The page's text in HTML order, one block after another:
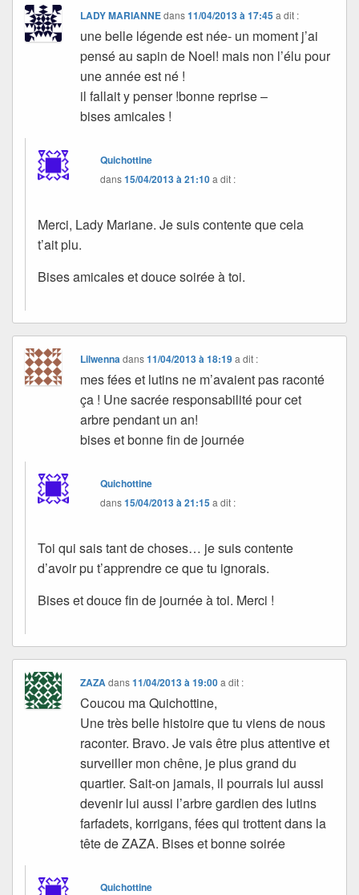
LADY MARIANNEdans11/04/2013 à 17:45 a dit :
une belle légende est née- un moment j’ai
pensé au sapin de Noel! mais non l’élu pour
une année est né !
il fallait y penser !bonne reprise –
bises amicales !
Quichottine
dans15/04/2013 à 21:10a dit :
Merci, Lady Mariane. Je suis contente que cela
t’ait plu.
Bises amicales et douce soirée à toi.
Lilwennadans11/04/2013 à 18:19 a dit :
mes fées et lutins ne m’avaient pas raconté
ça ! Une sacrée responsabilité pour cet
arbre pendant un an!
bises et bonne fin de journée
Quichottine
dans15/04/2013 à 21:15a dit :
Toi qui sais tant de choses… je suis contente
d’avoir pu t’apprendre ce que tu ignorais.
Bises et douce fin de journée à toi. Merci !
ZAZAdans11/04/2013 à 19:00 a dit :
Coucou ma Quichottine,
Une très belle histoire que tu viens de nous
raconter. Bravo. Je vais être plus attentive et
surveiller mon chêne, je plus grand du
quartier. Sait-on jamais, il pourrais lui aussi
devenir lui aussi l’arbre gardien des lutins
farfadets, korrigans, fées qui trottent dans la
tête de ZAZA. Bises et bonne soirée
Quichottine